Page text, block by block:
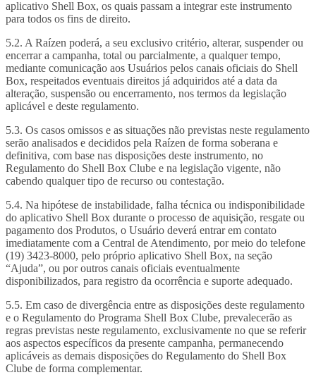
aplicativo Shell Box, os quais passam a integrar este instrumento
para todos os fins de direito.
5.2. A Raízen poderá, a seu exclusivo critério, alterar, suspender ou
encerrar a campanha, total ou parcialmente, a qualquer tempo,
mediante comunicação aos Usuários pelos canais oficiais do Shell
Box, respeitados eventuais direitos já adquiridos até a data da
alteração, suspensão ou encerramento, nos termos da legislação
aplicável e deste regulamento.
5.3. Os casos omissos e as situações não previstas neste regulamento
serão analisados e decididos pela Raízen de forma soberana e
definitiva, com base nas disposições deste instrumento, no
Regulamento do Shell Box Clube e na legislação vigente, não
cabendo qualquer tipo de recurso ou contestação.
5.4. Na hipótese de instabilidade, falha técnica ou indisponibilidade
do aplicativo Shell Box durante o processo de aquisição, resgate ou
pagamento dos Produtos, o Usuário deverá entrar em contato
imediatamente com a Central de Atendimento, por meio do telefone
(19) 3423-8000, pelo próprio aplicativo Shell Box, na seção
“Ajuda”, ou por outros canais oficiais eventualmente
disponibilizados, para registro da ocorrência e suporte adequado.
5.5. Em caso de divergência entre as disposições deste regulamento
e o Regulamento do Programa Shell Box Clube, prevalecerão as
regras previstas neste regulamento, exclusivamente no que se referir
aos aspectos específicos da presente campanha, permanecendo
aplicáveis as demais disposições do Regulamento do Shell Box
Clube de forma complementar.